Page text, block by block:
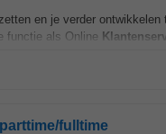
en je verder
functie als Online
fulltime